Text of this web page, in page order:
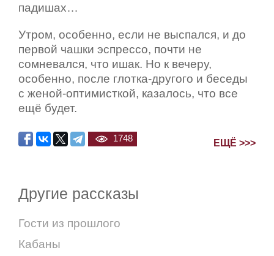
падишах…
Утром, особенно, если не выспался, и до
первой чашки эспрессо, почти не
сомневался, что ишак. Но к вечеру,
особенно, после глотка-другого и беседы
с женой-оптимисткой, казалось, что все
ещё будет.
1748 ЕЩЁ >>>
Другие рассказы
Гости из прошлого
Кабаны